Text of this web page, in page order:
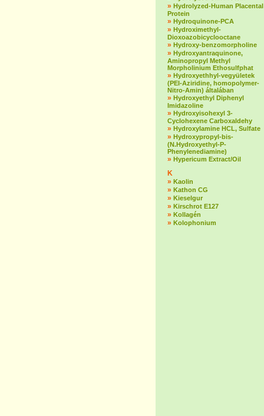
» Hydrolyzed-Human Placental
Protein
» Hydroquinone-PCA
» Hydroximethyl-
Dioxoazobicyclooctane
» Hydroxy-benzomorpholine
» Hydroxyantraquinone,
Aminopropyl Methyl
Morpholinium Ethosulfphat
» Hydroxyethhyl-vegyületek
(PEI-Aziridine, homopolymer-
Nitro-Amin) általában
» Hydroxyethyl Diphenyl
Imidazoline
» Hydroxyisohexyl 3-
Cyclohexene Carboxaldehy
» Hydroxylamine HCL, Sulfate
» Hydroxypropyl-bis-
(N.Hydroxyethyl-P-
Phenylenediamine)
» Hypericum Extract/Oil
K
» Kaolin
» Kathon CG
» Kieselgur
» Kirschrot E127
» Kollagén
» Kolophonium